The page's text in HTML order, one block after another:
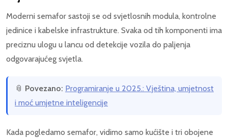
Moderni semafor sastoji se od svjetlosnih modula, kontrolne
jedinice i kabelske infrastrukture. Svaka od tih komponenti ima
preciznu ulogu u lancu od detekcije vozila do paljenja
odgovarajućeg svjetla.
📎 Povezano: Programiranje u 2025.: Vještina, umjetnost
i moć umjetne inteligencije
Kada pogledamo semafor, vidimo samo kućište i tri obojene